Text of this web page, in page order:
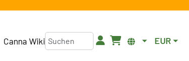
Canna Wiki EUR